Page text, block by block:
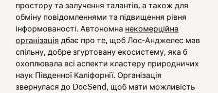
простору та залучення талантів, а також для
обміну повідомленнями та підвищення рівня
інформованості. Автономна некомерційна
організація дбає про те, щоб Лос‑Анджелес мав
спільну, добре згуртовану екосистему, яка б
охоплювала всі аспекти кластеру природничих
наук Південної Каліфорнії. Організація
звернулася до DocSend, щоб мати можливість